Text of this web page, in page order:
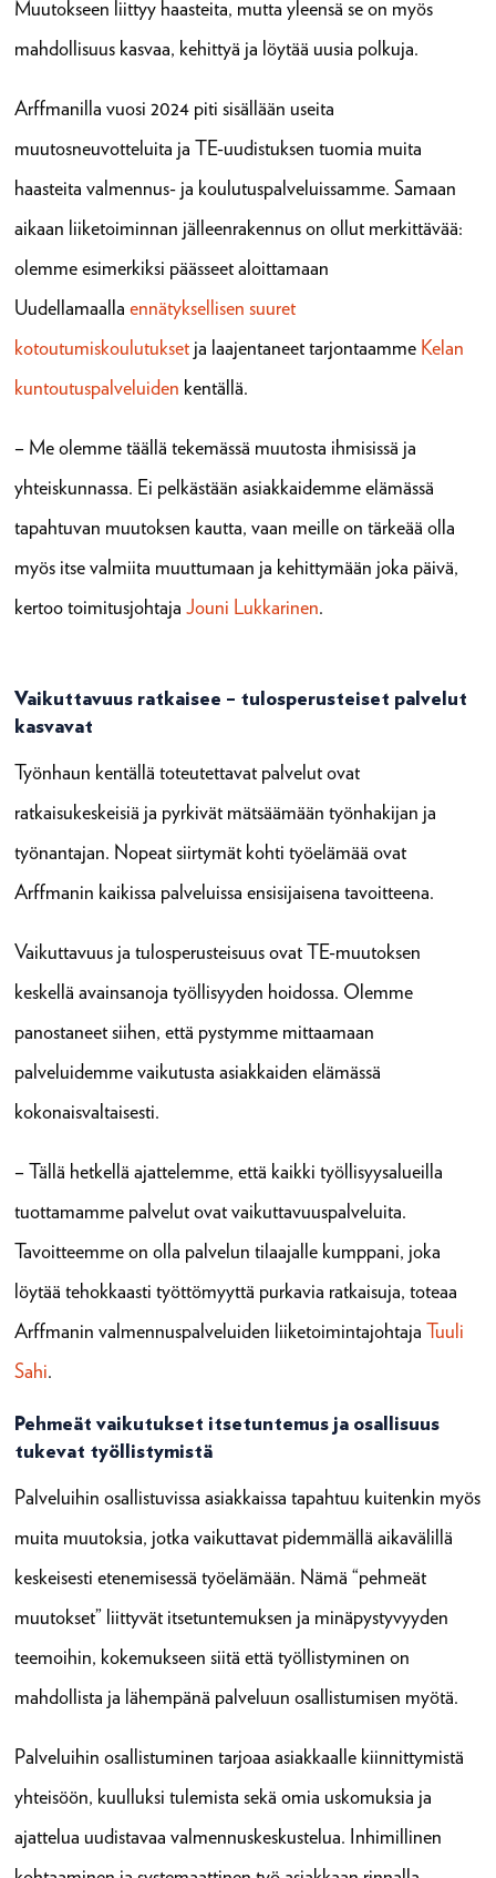
Muutokseen liittyy haasteita, mutta yleensä se on myös
mahdollisuus kasvaa, kehittyä ja löytää uusia polkuja.
Arffmanilla vuosi 2024 piti sisällään useita
muutosneuvotteluita ja TE-uudistuksen tuomia muita
haasteita valmennus- ja koulutuspalveluissamme. Samaan
aikaan liiketoiminnan jälleenrakennus on ollut merkittävää:
olemme esimerkiksi päässeet aloittamaan
Uudellamaallaennätyksellisen suuret
kotoutumiskoulutukset ja laajentaneet tarjontaamme Kelan
kuntoutuspalveluiden kentällä.
– Me olemme täällä tekemässä muutosta ihmisissä ja
yhteiskunnassa. Ei pelkästään asiakkaidemme elämässä
tapahtuvan muutoksen kautta, vaan meille on tärkeää olla
myös itse valmiita muuttumaan ja kehittymään joka päivä,
kertoo toimitusjohtajaJouni Lukkarinen.
Vaikuttavuus ratkaisee – tulosperusteiset palvelut
kasvavat
Työnhaun kentällä toteutettavat palvelut ovat
ratkaisukeskeisiä ja pyrkivät mätsäämään työnhakijan ja
työnantajan. Nopeat siirtymät kohti työelämää ovat
Arffmanin kaikissa palveluissa ensisijaisena tavoitteena.
Vaikuttavuus ja tulosperusteisuus ovat TE-muutoksen
keskellä avainsanoja työllisyyden hoidossa. Olemme
panostaneet siihen, että pystymme mittaamaan
palveluidemme vaikutusta asiakkaiden elämässä
kokonaisvaltaisesti.
– Tällä hetkellä ajattelemme, että kaikki työllisyysalueilla
tuottamamme palvelut ovat vaikuttavuuspalveluita.
Tavoitteemme on olla palvelun tilaajalle kumppani, joka
löytää tehokkaasti työttömyyttä purkavia ratkaisuja, toteaa
Arffmanin valmennuspalveluiden liiketoimintajohtajaTuuli
Sahi.
Pehmeät vaikutukset itsetuntemus ja osallisuus
tukevat työllistymistä
Palveluihin osallistuvissa asiakkaissa tapahtuu kuitenkin myös
muita muutoksia, jotka vaikuttavat pidemmällä aikavälillä
keskeisesti etenemisessä työelämään. Nämä “pehmeät
muutokset” liittyvät itsetuntemuksen ja minäpystyvyyden
teemoihin, kokemukseen siitä että työllistyminen on
mahdollista ja lähempänä palveluun osallistumisen myötä.
Palveluihin osallistuminen tarjoaa asiakkaalle kiinnittymistä
yhteisöön, kuulluksi tulemista sekä omia uskomuksia ja
ajattelua uudistavaa valmennuskeskustelua. Inhimillinen